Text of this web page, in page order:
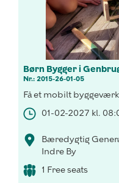
Børn Bygger i
Nr.: 2015-26-01-05
Få et mobilt
01-02-2027 kl.
Bæredygtig
Indre By
1 Free seats